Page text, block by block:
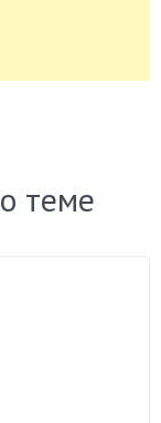
теме